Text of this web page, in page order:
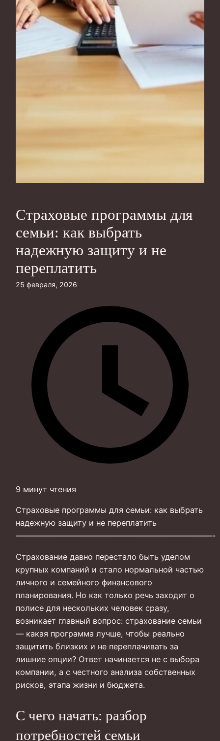
Страховые программы для
семьи: как выбрать
надежную защиту и не
переплатить
25 февраля, 2026
9 минут чтения
Страховые программы для семьи: как выбрать
надежную защиту и не переплатить
—————————————————————————-
Страхование давно перестало быть уделом
крупных компаний и стало нормальной частью
личного и семейного финансового
планирования. Но как только речь заходит о
полисе для нескольких человек сразу,
возникает главный вопрос: страхование семьи
— какая программа лучше, чтобы реально
защитить близких и не переплачивать за
лишние опции? Ответ начинается не с выбора
компании, а с честного анализа собственных
рисков, этапа жизни и бюджета.
С чего начать: разбор
потребностей семьи